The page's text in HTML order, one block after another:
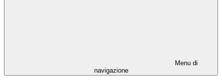
Menu di
navigazione